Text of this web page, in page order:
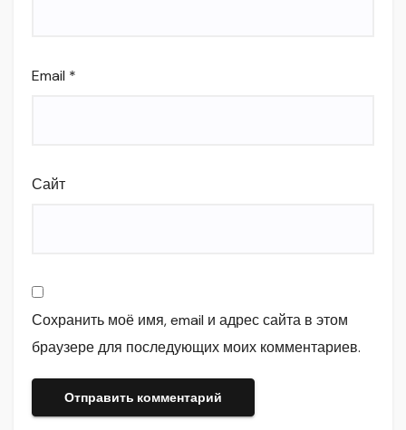
Email *
Сайт
Сохранить моё имя, email и адрес сайта в этом
браузере для последующих моих комментариев.